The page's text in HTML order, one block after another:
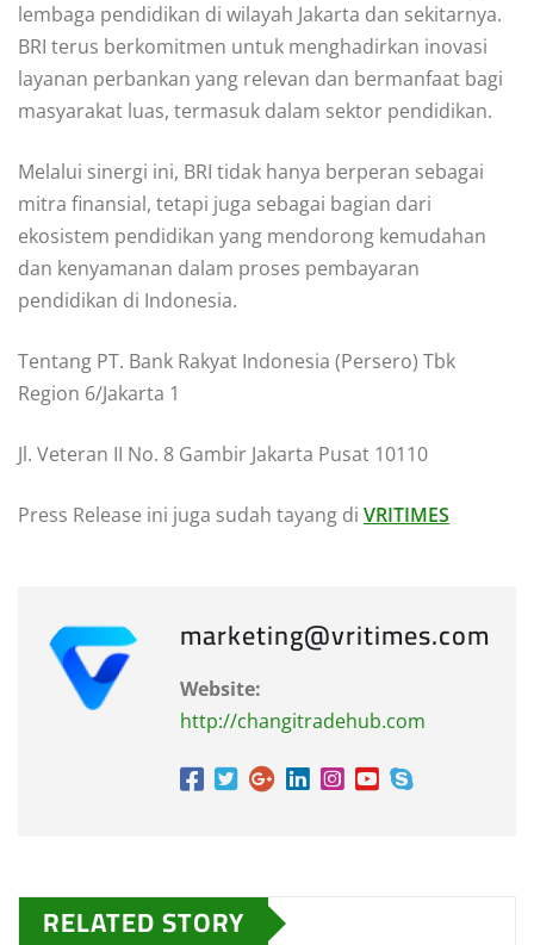
lembaga pendidikan di wilayah Jakarta dan sekitarnya.
BRI terus berkomitmen untuk menghadirkan inovasi
layanan perbankan yang relevan dan bermanfaat bagi
masyarakat luas, termasuk dalam sektor pendidikan.
Melalui sinergi ini, BRI tidak hanya berperan sebagai
mitra finansial, tetapi juga sebagai bagian dari
ekosistem pendidikan yang mendorong kemudahan
dan kenyamanan dalam proses pembayaran
pendidikan di Indonesia.
Tentang PT. Bank Rakyat Indonesia (Persero) Tbk
Region 6/Jakarta 1
Jl. Veteran II No. 8 Gambir Jakarta Pusat 10110
Press Release ini juga sudah tayang di VRITIMES
marketing@vritimes.com
Website:
http://changitradehub.com
RELATED STORY